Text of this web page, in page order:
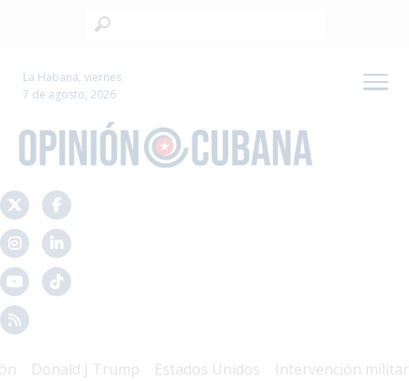
La Habana, viernes
7 de agosto, 2026
Donald J Trump Estados Unidos Intervención militar